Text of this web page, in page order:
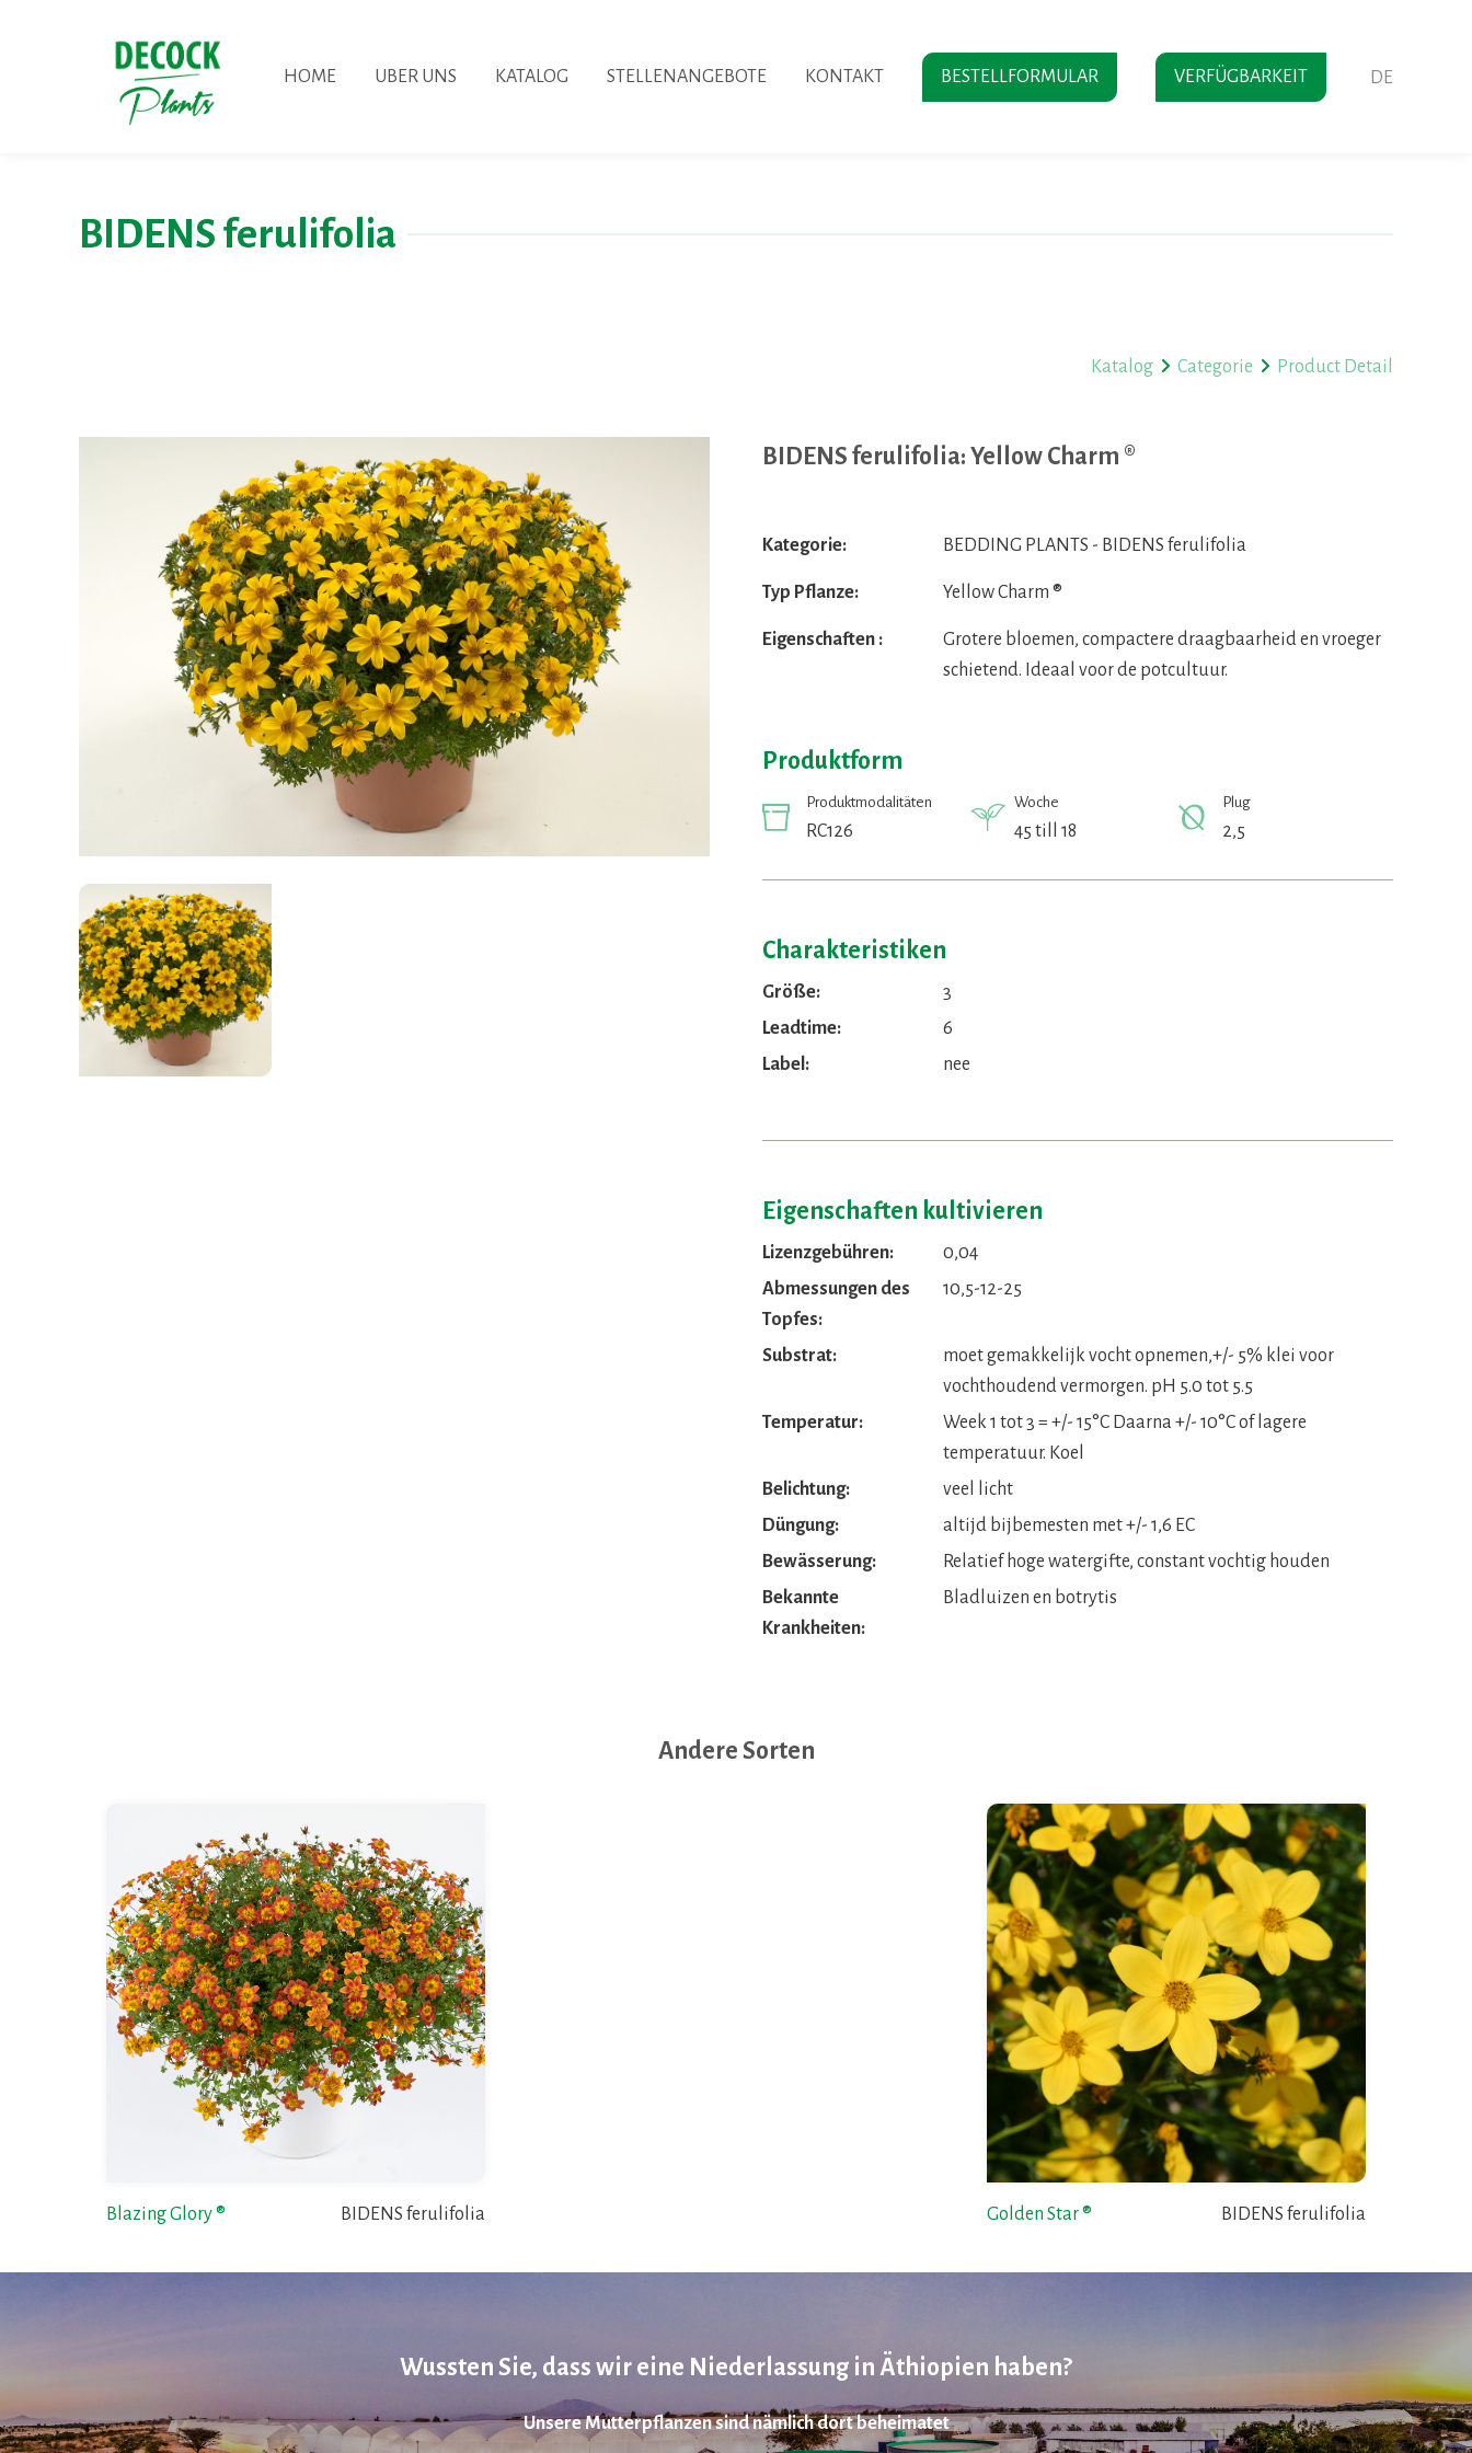
HOME UBER UNS KATALOG STELLENANGEBOTE KONTAKT BESTELLFORMULAR VERFÜGBARKEIT DE
BIDENS ferulifolia
Katalog Categorie Product Detail
BIDENS ferulifolia: Yellow Charm ®
Kategorie: BEDDING PLANTS - BIDENS ferulifolia
Typ Pflanze: Yellow Charm ®
Eigenschaften :
Grotere bloemen, compactere draagbaarheid en vroeger
schietend. Ideaal voor de potcultuur.
Produktform
Produktmodalitäten
RC126
Woche
45 till 18
Plug
2,5
Charakteristiken
Größe:
3
Leadtime:
6
Label:
nee
Eigenschaften kultivieren
Lizenzgebühren:
0,04
Abmessungen des
Topfes:
10,5-12-25
Substrat:
moet gemakkelijk vocht opnemen,+/- 5% klei voor
vochthoudend vermorgen. pH 5.0 tot 5.5
Temperatur:
Week 1 tot 3 = +/- 15°C Daarna +/- 10°C of lagere
temperatuur. Koel
Belichtung:
veel licht
Düngung:
altijd bijbemesten met +/- 1,6 EC
Bewässerung:
Relatief hoge watergifte, constant vochtig houden
Bekannte
Krankheiten:
Bladluizen en botrytis
Andere Sorten
Blazing Glory ® BIDENS ferulifolia Golden Star ® BIDENS ferulifolia
Wussten Sie, dass wir eine Niederlassung in Äthiopien haben?
Unsere Mutterpflanzen sind nämlich dort beheimatet